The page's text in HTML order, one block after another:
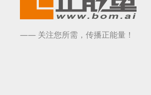
—— 关注您所需，传播正能量！